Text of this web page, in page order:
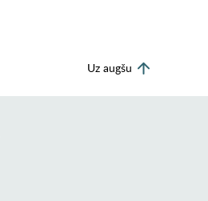
Uz augšu